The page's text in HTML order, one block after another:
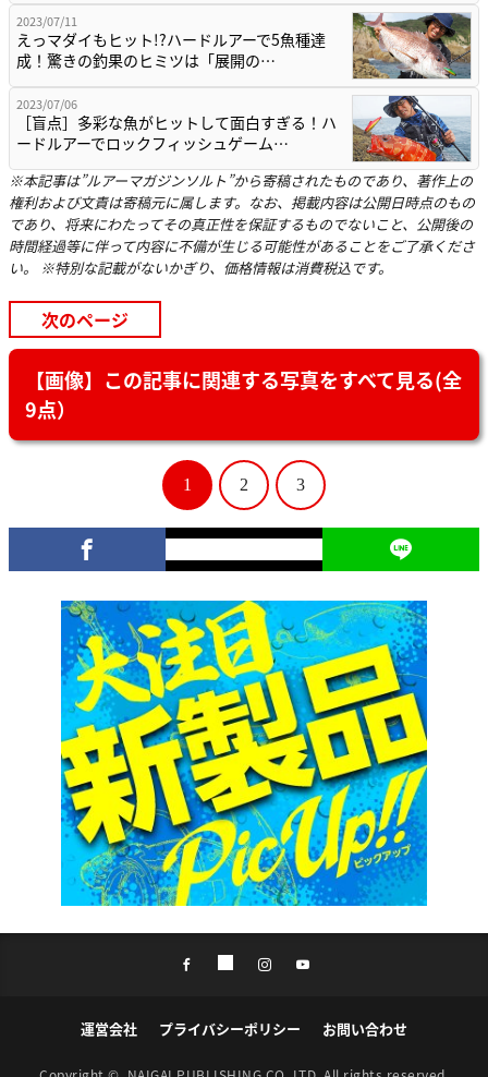
2023/07/11
えっマダイもヒット!?ハードルアーで5魚種達
成！驚きの釣果のヒミツは「展開の…
2023/07/06
［盲点］多彩な魚がヒットして面白すぎる！ハ
ードルアーでロックフィッシュゲーム…
※本記事は”ルアーマガジンソルト”から寄稿されたものであり、著作上の
権利および文責は寄稿元に属します。なお、掲載内容は公開日時点のもの
であり、将来にわたってその真正性を保証するものでないこと、公開後の
時間経過等に伴って内容に不備が生じる可能性があることをご了承くださ
い。 ※特別な記載がないかぎり、価格情報は消費税込です。
次のページ
【画像】この記事に関連する写真をすべて見る(全
9点）
1 2 3
運営会社 プライバシーポリシー お問い合わせ